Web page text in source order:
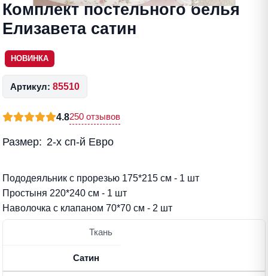
Комплект постельного белья
Елизавета сатин
НОВИНКА
Артикул: 85510
4.8250 отзывов
Размер: 2-x сп-й Евро
Пододеяльник с прорезью 175*215 см - 1 шт
Простыня 220*240 см - 1 шт
Наволочка с клапаном 70*70 см - 2 шт
Ткань
Сатин